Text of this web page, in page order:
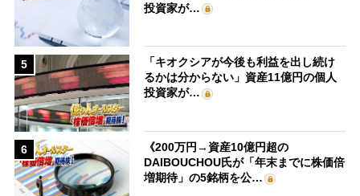
投資家が…
5
「キオクシアが今後も利益を出し続け
るかは分からない」資産11億円の個人
投資家が…
6
《200万円→資産10億円超の
DAIBOUCHOU氏が「年末までに株価倍
増期待」の5銘柄を公…